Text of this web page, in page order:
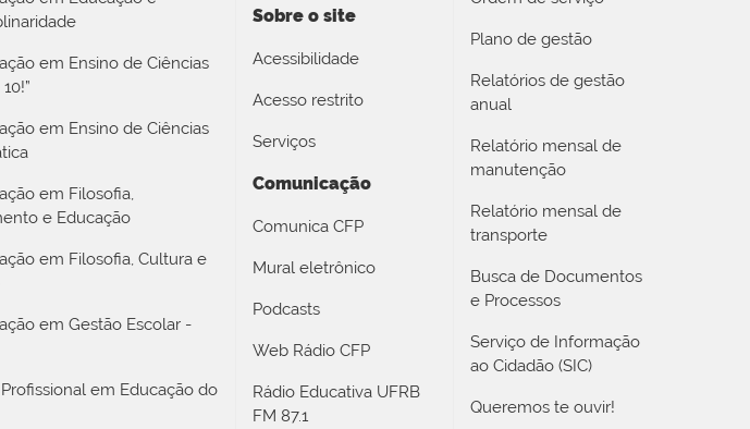
em Ensino de Ciências
em Ensino de Ciências
em Filosofia,
e Educação
em Filosofia, Cultura e
em Gestão Escolar -
em Educação do
Sobre o site
Acessibilidade
Acesso restrito
Serviços
Comunicação
Comunica CFP
Mural eletrônico
Podcasts
Web Rádio CFP
Rádio Educativa UFRB
FM 87.1
Plano de gestão
Relatórios de gestão
anual
Relatório mensal de
manutenção
Relatório mensal de
transporte
Busca de Documentos
e Processos
Serviço de Informação
ao Cidadão (SIC)
Queremos te ouvir!